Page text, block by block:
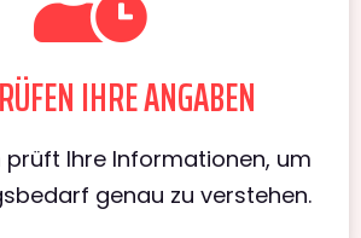
IHRE ANGABEN
prüft Ihre Informationen, um
genau zu verstehen.